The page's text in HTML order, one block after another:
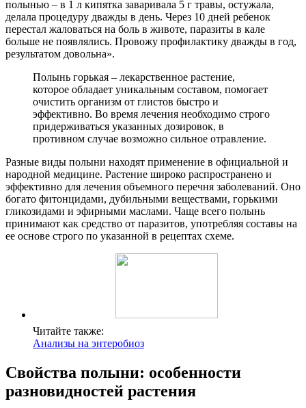
полынью – в 1 л кипятка заваривала 5 г травы, остужала,
делала процедуру дважды в день. Через 10 дней ребенок
перестал жаловаться на боль в животе, паразиты в кале
больше не появлялись. Провожу профилактику дважды в год,
результатом довольна».
Полынь горькая – лекарственное растение,
которое обладает уникальным составом, помогает
очистить организм от глистов быстро и
эффективно. Во время лечения необходимо строго
придерживаться указанных дозировок, в
противном случае возможно сильное отравление.
Разные виды полыни находят применение в официальной и
народной медицине. Растение широко распространено и
эффективно для лечения объемного перечня заболеваний. Оно
богато фитонцидами, дубильными веществами, горькими
гликозидами и эфирными маслами. Чаще всего полынь
принимают как средство от паразитов, употребляя составы на
ее основе строго по указанной в рецептах схеме.
Читайте также:
Анализы на энтеробиоз
Свойства полыни: особенности
разновидностей растения